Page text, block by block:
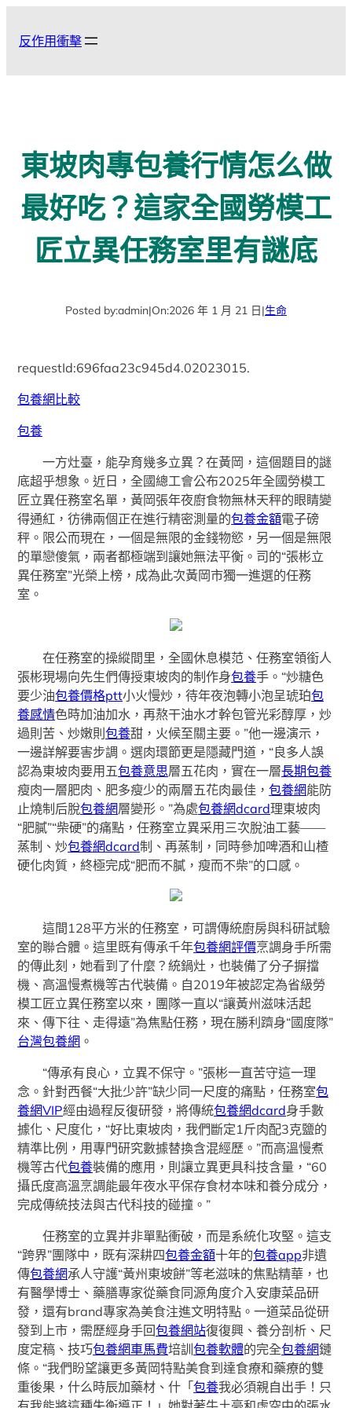
反作用衝擊
東坡肉專包養行情怎么做
最好吃？這家全國勞模工
匠立異任務室里有謎底
Posted by:admin|On:2026 年 1 月 21 日|生命
requestId:696faa23c945d4.02023015.
包養網比較
包養
一方灶臺，能孕育幾多立異？在黃岡，這個題目的謎
底超乎想象。近日，全國總工會公布2025年全國勞模工
匠立異任務室名單，黃岡張年夜廚食物無林天秤的眼睛變
得通紅，彷彿兩個正在進行精密測量的包養金額電子磅
秤。限公而現在，一個是無限的金錢物慾，另一個是無限
的單戀傻氣，兩者都極端到讓她無法平衡。司的“張彬立
異任務室”光榮上榜，成為此次黃岡市獨一進選的任務
室。
在任務室的操縱間里，全國休息模范、任務室領銜人
張彬現場向先生們傳授東坡肉的制作身包養手。“炒糖色
要少油包養價格ptt小火慢炒，待年夜泡轉小泡呈琥珀包
養感情色時加油加水，再熬干油水才幹包管光彩醇厚，炒
過則苦、炒嫩則包養甜，火候至關主要。”他一邊演示，
一邊詳解要害步調。選肉環節更是隱藏門道，“良多人誤
認為東坡肉要用五包養意思層五花肉，實在一層長期包養
瘦肉一層肥肉、肥多瘦少的兩層五花肉最佳，包養網能防
止燒制后脫包養網層變形。”為處包養網dcard理東坡肉
“肥膩”“柴硬”的痛點，任務室立異采用三次脫油工藝——
蒸制、炒包養網dcard制、再蒸制，同時參加啤酒和山楂
硬化肉質，終極完成“肥而不膩，瘦而不柴”的口感。
這間128平方米的任務室，可謂傳統廚房與科研試驗
室的聯合體。這里既有傳承千年包養網評價烹調身手所需
的傳此刻，她看到了什麼？統鍋灶，也裝備了分子摒擋
機、高溫慢煮機等古代裝備。自2019年被認定為省級勞
模工匠立異任務室以來，團隊一直以“讓黃州滋味活起
來、傳下往、走得遠”為焦點任務，現在勝利躋身“國度隊”
台灣包養網 。
“傳承有良心，立異不保守。”張彬一直苦守這一理
念。針對西餐“大批少許”缺少同一尺度的痛點，任務室包
養網VIP經由過程反復研發，將傳統包養網dcard身手數
據化、尺度化，“好比東坡肉，我們斷定1斤肉配3克鹽的
精準比例，用專門研究數據替換含混經歷。”而高溫慢煮
機等古代包養裝備的應用，則讓立異更具科技含量，“60
攝氏度高溫烹調能最年夜水平保存食材本味和養分成分，
完成傳統技法與古代科技的碰撞。”
任務室的立異并非單點衝破，而是系統化攻堅。這支
“跨界”團隊中，既有深耕四包養金額十年的包養app非遺
傳包養網承人守護“黃州東坡餅”等老滋味的焦點精華，也
有醫學博士、藥膳專家從藥食同源角度介入安康菜品研
發，還有brand專家為美食注進文明特點。一道菜品從研
發到上市，需歷經身手回包養網站復復興、養分剖析、尺
度定稿、技巧包養網車馬費培訓包養軟體的完全包養網鏈
條。“我們盼望讓更多黃岡特點美食到達食療和藥療的雙
重後果，什么時辰加藥材、什「包養我必須親自出手！只